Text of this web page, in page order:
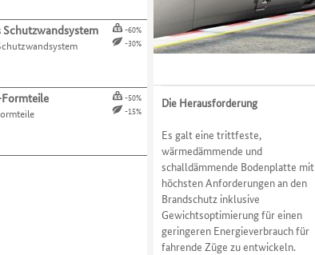
Schutzwandsystem
-60%
-30%
-50%
-15%
Die Herausforderung
Es galt eine trittfeste,
wärmedämmende und
schalldämmende Bodenplatte mit
höchsten Anforderungen an den
Brandschutz inklusive
Gewichtsoptimierung für einen
geringeren Energieverbrauch für
fahrende Züge zu entwickeln.